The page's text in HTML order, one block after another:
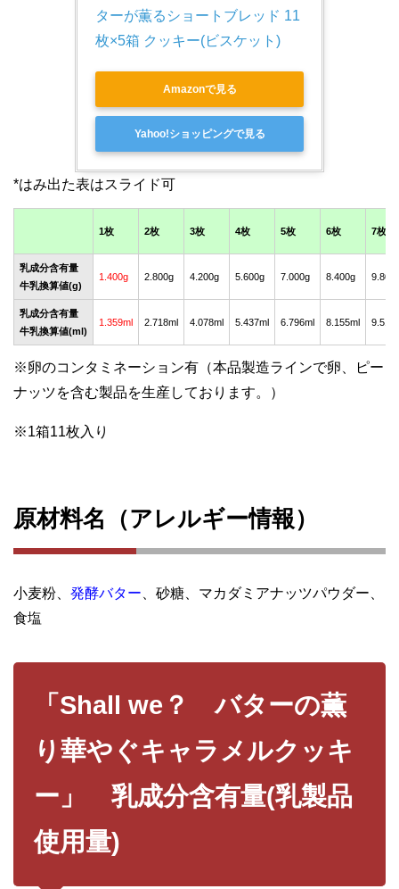
ターが薫るショートブレッド 11
枚×5箱 クッキー(ビスケット)
Amazonで見る
Yahoo!ショッピングで見る
1枚 2枚 3枚 4枚 5枚 6枚 7枚
乳成分含有量
牛乳換算値(g)
1.400g 2.800g 4.200g 5.600g 7.000g 8.400g
乳成分含有量
牛乳換算値(ml)
1.359ml 2.718ml 4.078ml 5.437ml 6.796ml 8.155ml
※卵のコンタミネーション有（本品製造ラインで卵、ピー
ナッツを含む製品を生産しております。）
※1箱11枚入り
原材料名（アレルギー情報）
小麦粉、 発酵バター 、砂糖、マカダミアナッツパウダー、
食塩
「Shall we？ バターの薫
り華やぐキャラメルクッキ
ー」 乳成分含有量(乳製品
使用量)